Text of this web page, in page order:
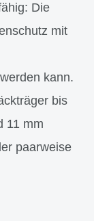
Die
mit
kann.
bis
11 mm
paarweise